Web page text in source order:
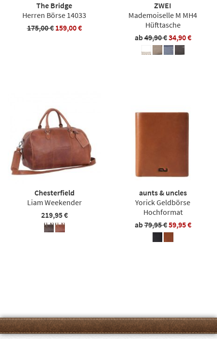
The Bridge
Herren Börse 14033
175,00 € 159,00 €
ZWEI
Mademoiselle M MH4
Hüfttasche
ab49,90 €34,90 €
Chesterfield
Liam Weekender
219,95 €
aunts & uncles
Yorick Geldbörse
Hochformat
ab79,95 €59,95 €